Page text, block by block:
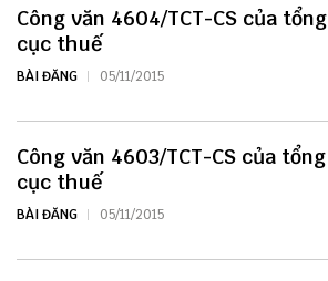
Công văn 4604/TCT-CS của tổng
cục thuế
BÀI ĐĂNG 05/11/2015
Công văn 4603/TCT-CS của tổng
cục thuế
BÀI ĐĂNG 05/11/2015